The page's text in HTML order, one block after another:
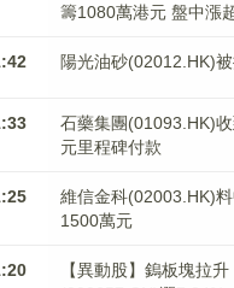
籌1080萬港元 ​​​​​​​盤中漲
陽光油砂(02012.HK)
石藥集團(01093.HK)
元里程碑付款
維信金科(02003.HK)
1500萬元
【異動股】鎢板塊拉